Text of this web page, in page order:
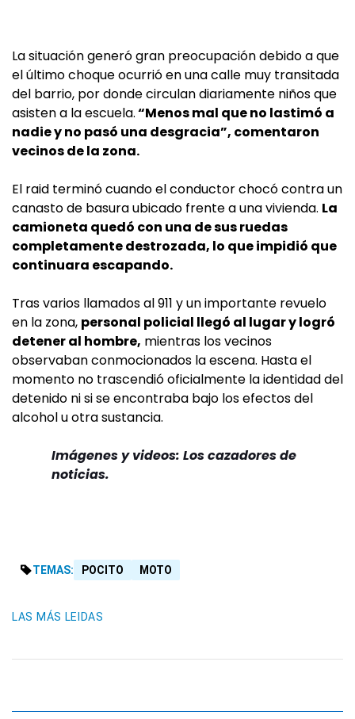
La situación generó gran preocupación debido a que
el último choque ocurrió en una calle muy transitada
del barrio, por donde circulan diariamente niños que
asisten a la escuela.“Menos mal que no lastimó a
nadie y no pasó una desgracia”, comentaron
vecinos de la zona.
El raid terminó cuando el conductor chocó contra un
canasto de basura ubicado frente a una vivienda. La
camioneta quedó con una de sus ruedas
completamente destrozada, lo que impidió que
continuara escapando.
Tras varios llamados al 911 y un importante revuelo
en la zona, personal policial llegó al lugar y logró
detener al hombre, mientras los vecinos
observaban conmocionados la escena. Hasta el
momento no trascendió oficialmente la identidad del
detenido ni si se encontraba bajo los efectos del
alcohol u otra sustancia.
Imágenes y videos: Los cazadores de
noticias.
TEMAS: POCITO MOTO
LAS MÁS LEIDAS